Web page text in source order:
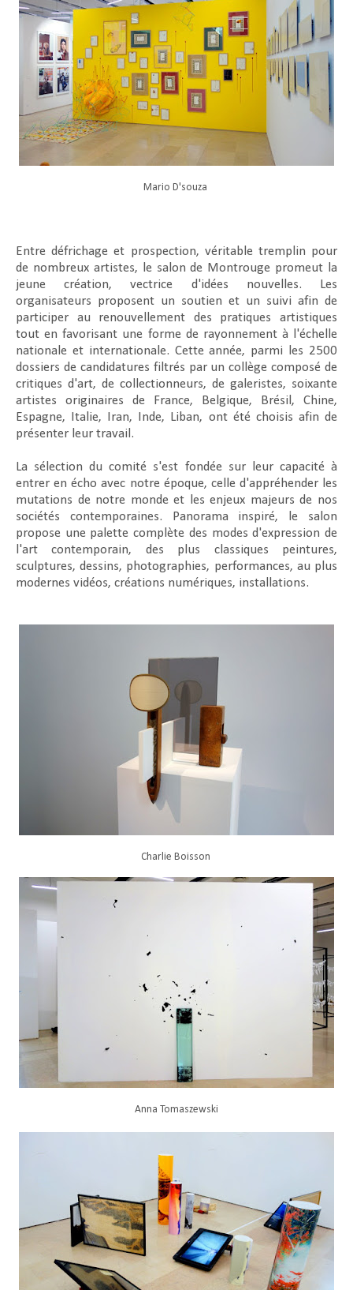
Mario D'souza
Entre défrichage et prospection, véritable tremplin pour
de nombreux artistes, le salon de Montrouge promeut la
jeune création, vectrice d'idées nouvelles. Les
organisateurs proposent un soutien et un suivi afin de
participer au renouvellement des pratiques artistiques
tout en favorisant une forme de rayonnement à l'échelle
nationale et internationale. Cette année, parmi les 2500
dossiers de candidatures filtrés par un collège composé de
critiques d'art, de collectionneurs, de galeristes, soixante
artistes originaires de France, Belgique, Brésil, Chine,
Espagne, Italie, Iran, Inde, Liban, ont été choisis afin de
présenter leur travail.
La sélection du comité s'est fondée sur leur capacité à
entrer en écho avec notre époque, celle d'appréhender les
mutations de notre monde et les enjeux majeurs de nos
sociétés contemporaines. Panorama inspiré, le salon
propose une palette complète des modes d'expression de
l'art contemporain, des plus classiques peintures,
sculptures, dessins, photographies, performances, au plus
modernes vidéos, créations numériques, installations.
Charlie Boisson
Anna Tomaszewski